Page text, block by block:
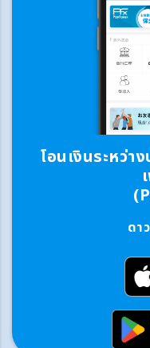
โอนเงินระหว่า
ดา